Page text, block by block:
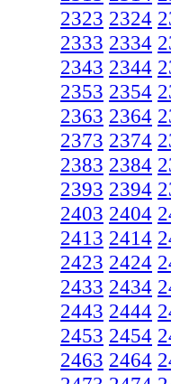
2323 2324
2333 2334
2343 2344
2353 2354
2363 2364
2373 2374
2383 2384
2393 2394
2403 2404
2413 2414
2423 2424
2433 2434
2443 2444
2453 2454
2463 2464